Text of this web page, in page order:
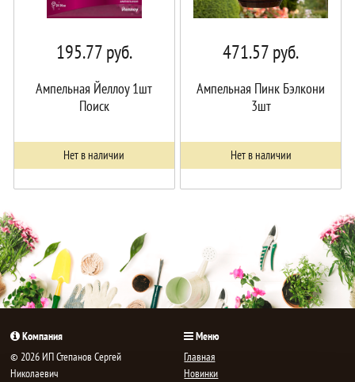
195.77руб.
Ампельная Йеллоу 1шт
Поиск
Нет в наличии
471.57руб.
Ампельная Пинк Бэлкони
3шт
Нет в наличии
Компания
© 2026 ИП Степанов Сергей
Николаевич
Меню
Главная
Новинки